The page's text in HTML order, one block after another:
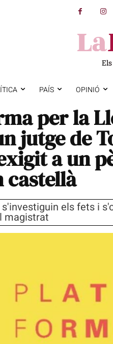
PAÍS OPINIÓ
per la
jutge de
a un
castellà
els fets i
magistrat